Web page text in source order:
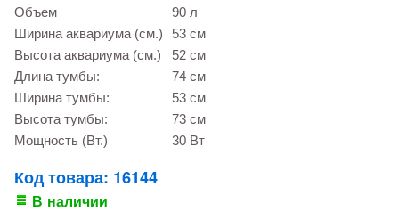
Объем
90 л
Ширина аквариума (см.)
53 см
Высота аквариума (см.)
52 см
Длина тумбы:
74 см
Ширина тумбы:
53 см
Высота тумбы:
73 см
Мощность (Вт.)
30 Вт
Код товара: 16144
В наличии